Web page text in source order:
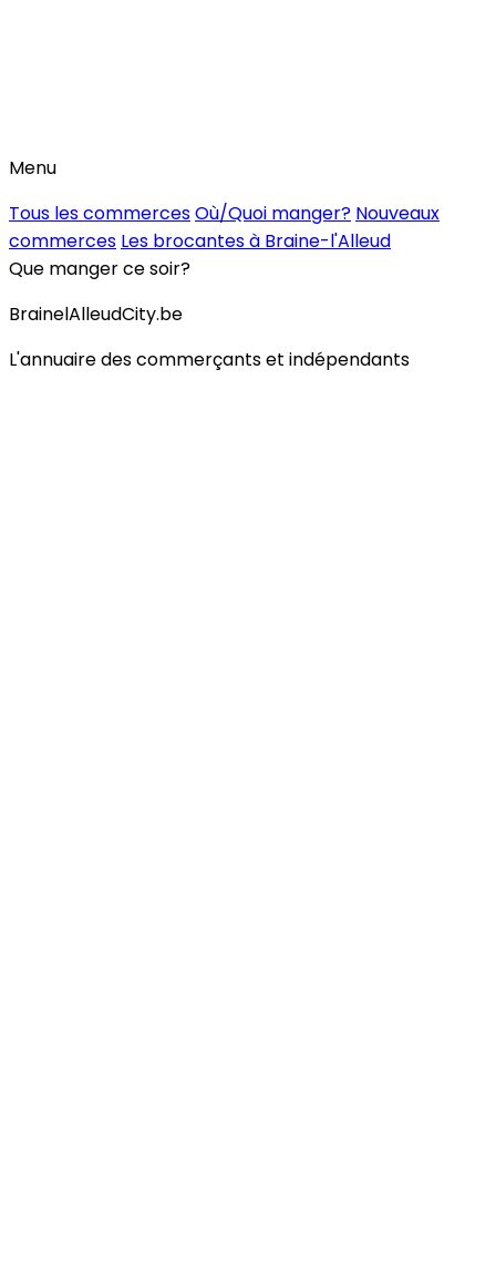
Menu
Tous les commercesOù/Quoi manger? Nouveaux
commerces Les brocantes à Braine-l'Alleud
Que manger ce soir?
BrainelAlleudCity.be
L'annuaire des commerçants et indépendants